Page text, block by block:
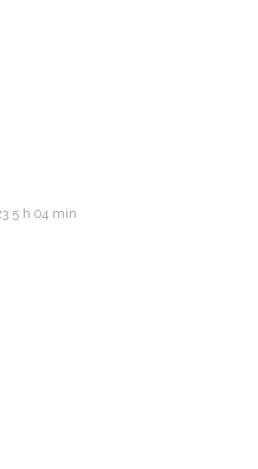
5 h 04 min